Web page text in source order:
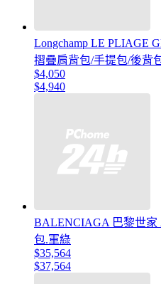
Longchamp LE PLIAGE
摺疊肩背包/手提包/後背
$4,050
$4,940
BALENCIAGA 巴黎世家
包.軍綠
$35,564
$37,564